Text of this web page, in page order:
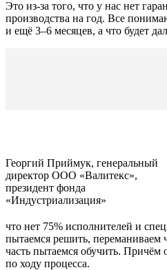
Это из-за того, что у нас нет
производства на год. Все
и ещё 3–6 месяцев, а что будет
Георгий Приймук, генеральный
директор ООО «Валитекс»,
президент фонда
«Индустриализация»
что нет 75% исполнителей и
пытаемся решить, переманиваем
часть пытаемся обучить.
по ходу процесса.